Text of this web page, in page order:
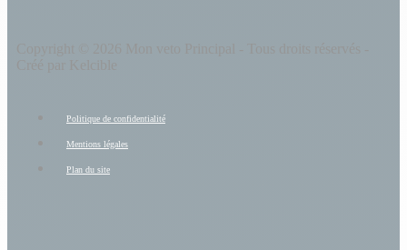
Politique de confidentialité
Mentions légales
Plan du site